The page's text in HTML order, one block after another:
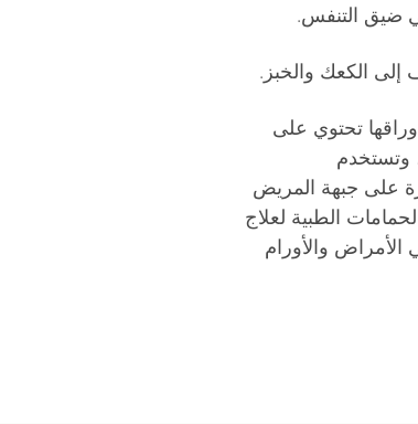
في ضيق التنفس.
الكعك والخبز.
تحتوي على
وتستخدم
على جبهة المريض
الطبية لعلاج
والأورام